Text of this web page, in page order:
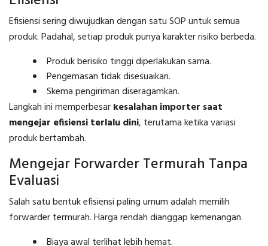
Efisiensi sering diwujudkan dengan satu SOP untuk semua
produk. Padahal, setiap produk punya karakter risiko berbeda.
Produk berisiko tinggi diperlakukan sama.
Pengemasan tidak disesuaikan.
Skema pengiriman diseragamkan.
Langkah ini memperbesarkesalahan importer saat
mengejar efisiensi terlalu dini, terutama ketika variasi
produk bertambah.
Mengejar Forwarder Termurah Tanpa
Evaluasi
Salah satu bentuk efisiensi paling umum adalah memilih
forwarder termurah. Harga rendah dianggap kemenangan.
Biaya awal terlihat lebih hemat.